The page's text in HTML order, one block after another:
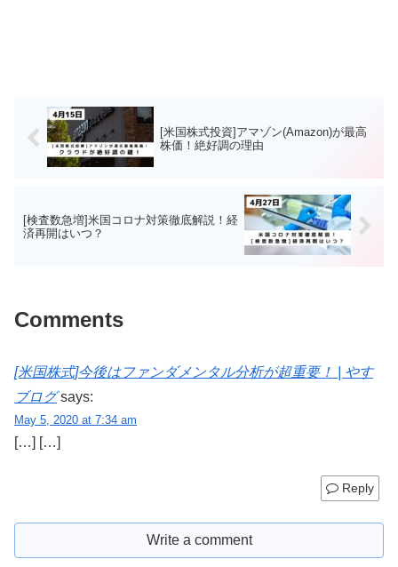
[米国株式投資]アマゾン(Amazon)が最高
株価！絶好調の理由
[検査数急増]米国コロナ対策徹底解説！経
済再開はいつ？
Comments
[米国株式]今後はファンダメンタル分析が超重要！ | やす
ブログ says:
May 5, 2020 at 7:34 am
[…] […]
Reply
Write a comment